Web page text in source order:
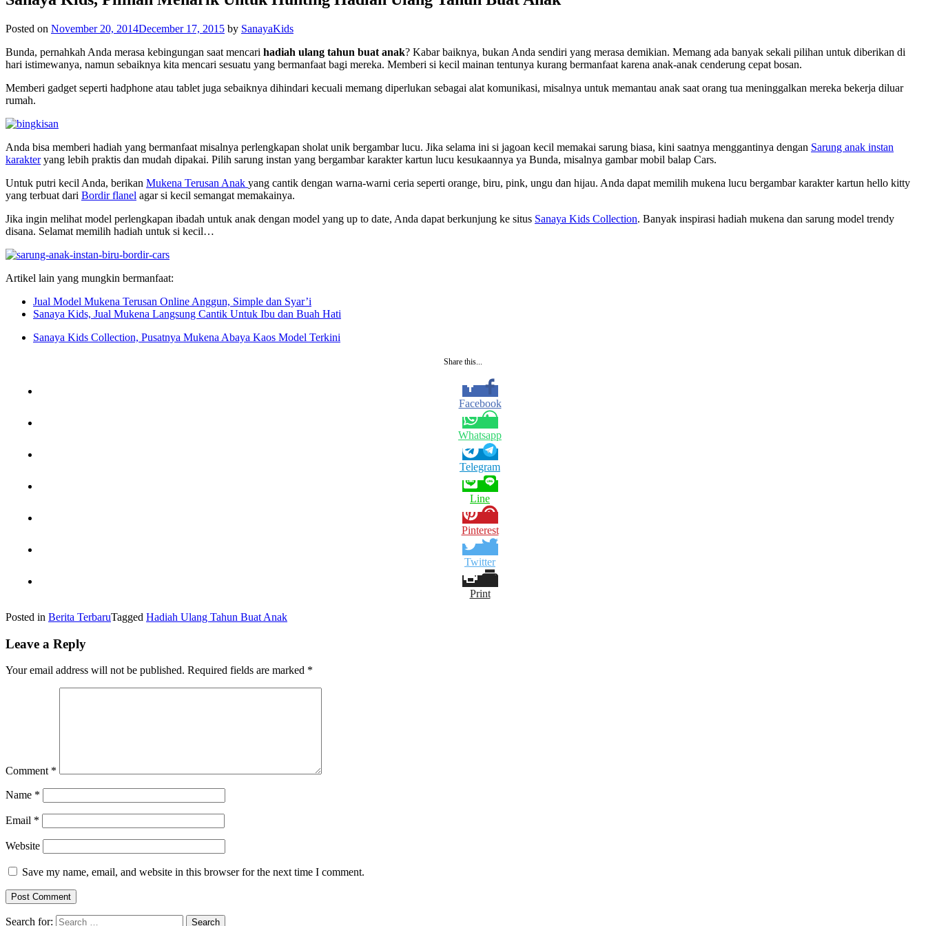
Posted on November 20, 2014December 17, 2015 by SanayaKids
Bunda, pernahkah Anda merasa kebingungan saat mencari hadiah ulang tahun buat anak? Kabar baiknya, bukan Anda sendiri yang merasa demikian. Memang ada banyak sekali pilihan untuk diberikan di
hari istimewanya, namun sebaiknya kita mencari sesuatu yang bermanfaat bagi mereka. Memberi si kecil mainan tentunya kurang bermanfaat karena anak-anak cenderung cepat bosan.
Memberi gadget seperti hadphone atau tablet juga sebaiknya dihindari kecuali memang diperlukan sebagai alat komunikasi, misalnya untuk memantau anak saat orang tua meninggalkan mereka bekerja diluar
rumah.
Anda bisa memberi hadiah yang bermanfaat misalnya perlengkapan sholat unik bergambar lucu. Jika selama ini si jagoan kecil memakai sarung biasa, kini saatnya menggantinya dengan Sarung anak instan
karakteryang lebih praktis dan mudah dipakai. Pilih sarung instan yang bergambar karakter kartun lucu kesukaannya ya Bunda, misalnya gambar mobil balap Cars.
Untuk putri kecil Anda, berikan Mukena Terusan Anak yang cantik dengan warna-warni ceria seperti orange, biru, pink, ungu dan hijau. Anda dapat memilih mukena lucu bergambar karakter kartun hello kitty
yang terbuat dari Bordir flanel agar si kecil semangat memakainya.
Jika ingin melihat model perlengkapan ibadah untuk anak dengan model yang up to date, Anda dapat berkunjung ke situs Sanaya Kids Collection. Banyak inspirasi hadiah mukena dan sarung model trendy
disana. Selamat memilih hadiah untuk si kecil…
Artikel lain yang mungkin bermanfaat:
Jual Model Mukena Terusan Online Anggun, Simple dan Syar’i
Sanaya Kids, Jual Mukena Langsung Cantik Untuk Ibu dan Buah Hati
Sanaya Kids Collection, Pusatnya Mukena Abaya Kaos Model Terkini
Share this...
Facebook
Whatsapp
Telegram
Line
Pinterest
Twitter
Print
Posted in Berita TerbaruTagged Hadiah Ulang Tahun Buat Anak
Leave a Reply
Your email address will not be published. Required fields are marked *
Comment *
Name *
Email *
Website
Save my name, email, and website in this browser for the next time I comment.
Search for: